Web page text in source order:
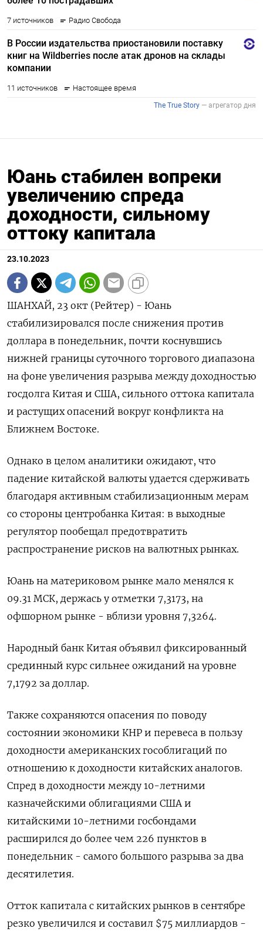
Юань стабилен вопреки
увеличению спреда
доходности, сильному
оттоку капитала
23.10.2023
ШАНХАЙ, 23 окт (Рейтер) - Юань
стабилизировался после снижения против
доллара в понедельник, почти коснувшись
нижней границы суточного торгового диапазона
на фоне увеличения разрыва между доходностью
госдолга Китая и США, сильного оттока капитала
и растущих опасений вокруг конфликта на
Ближнем Востоке.
Однако в целом аналитики ожидают, что
падение китайской валюты удается сдерживать
благодаря активным стабилизационным мерам
со стороны центробанка Китая: в выходные
регулятор пообещал предотвратить
распространение рисков на валютных рынках.
Юань на материковом рынке мало менялся к
09.31 МСК, держась у отметки 7,3173​, на
офшорном рынке - вблизи уровня 7,3264.
Народный банк Китая объявил фиксированный
срединный курс сильнее ожиданий на уровне
7,1792 за доллар.
Также сохраняются опасения по поводу
состоянии экономики КНР и перевеса в пользу
доходности американских гособлигаций по
отношению к доходности китайских аналогов.
Спред в доходности между 10-летними
казначейскими облигациями США и
китайскими 10-летними госбондами
расширился до более чем 226 пунктов в
понедельник - самого большого разрыва за два
десятилетия.
Отток капитала с китайских рынков в сентябре
резко увеличился и составил $75 миллиардов -